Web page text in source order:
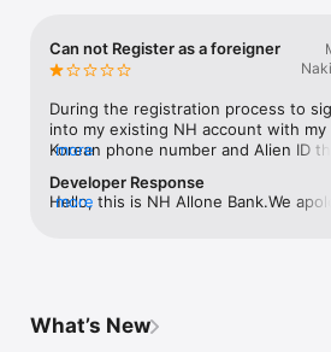
■ 모든 계좌를 한눈에 보는 전체계좌조회
• NH농협의 전체 계좌와 다른금융 입출
■ 영업점 방문 없이 처리할 수 있는 다양한
• 각종 증명서 즉시 발급
• 한도제한계좌(입출식통장) 한도제한 해
• 착오송금(확인되지 않은 입금 내역) 반환
• AI 추천 상품과 인기 상품 검색으로 편리
Can not Register as a foreigner
During the registration process to
into my existing NH account with my
Korean phone number and Alien ID
to send to +1 US number.  I suspect
region setting issue.  I can’t seem to
more
Developer Response
Hello, this is NH Allone Bank.​We
Language settings of your device's
more
What’s New